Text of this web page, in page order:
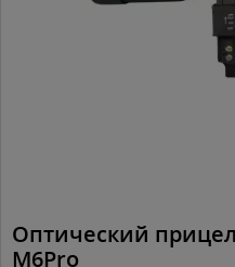
Оптический
M6Pro